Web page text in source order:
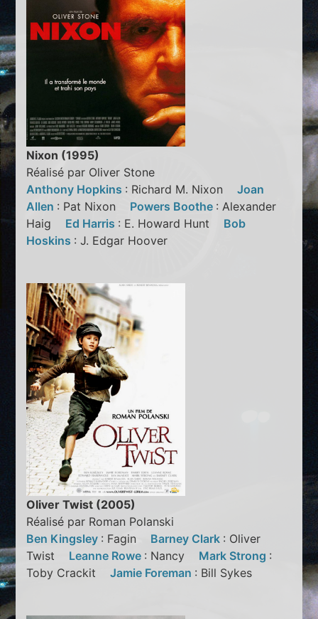
Nixon (1995)
Réalisé par Oliver Stone
Anthony Hopkins : Richard M. NixonJoan
Allen : Pat Nixon Powers Boothe : Alexander
Haig Ed Harris : E. Howard Hunt Bob
Hoskins : J. Edgar Hoover
Oliver Twist (2005)
Réalisé par Roman Polanski
Ben Kingsley : Fagin Barney Clark : Oliver
Twist Leanne Rowe : Nancy Mark Strong :
Toby CrackitJamie Foreman : Bill Sykes